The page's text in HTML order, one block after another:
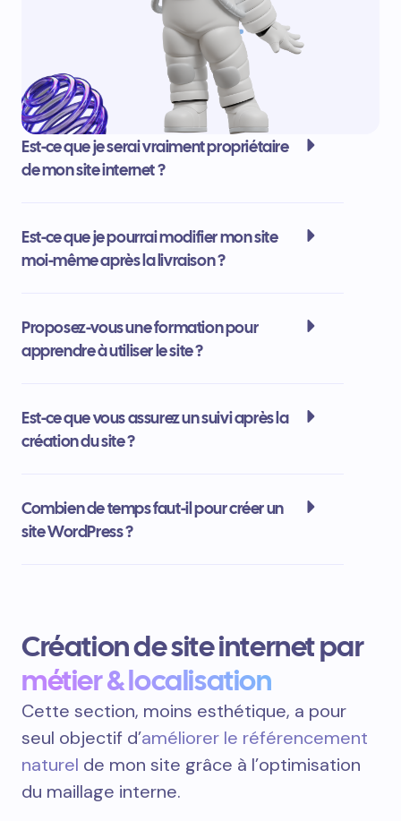
Est-ce que je serai vraiment propriétaire
de mon site internet ?
Est-ce que je pourrai modifier mon site
moi-même après la livraison ?
Proposez-vous une formation pour
apprendre à utiliser le site ?
Est-ce que vous assurez un suivi après la
création du site ?
Combien de temps faut-il pour créer un
site WordPress ?
Création de site internet par
métier & localisation
Cette section, moins esthétique, a pour
seul objectif d’améliorer le référencement
naturel de mon site grâce à l’optimisation
du maillage interne.